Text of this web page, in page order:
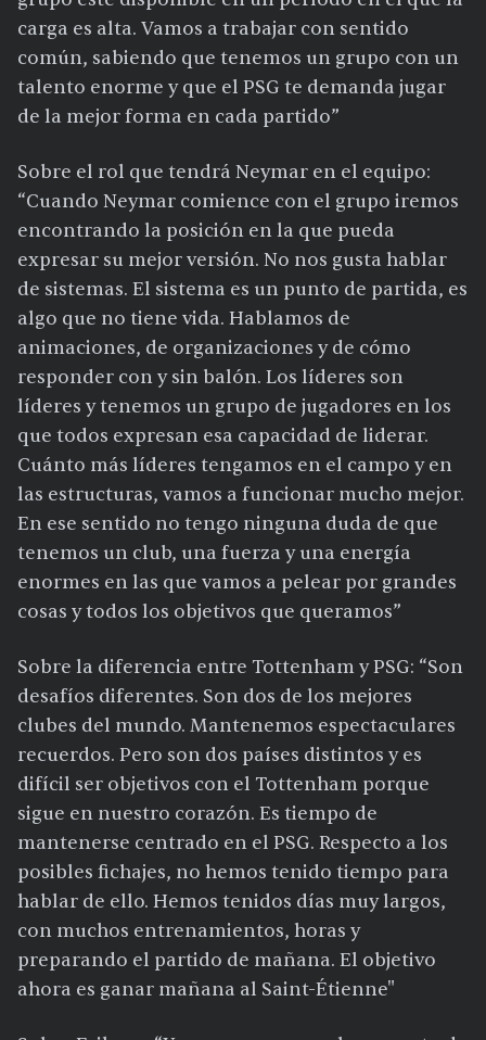
carga es alta. Vamos a trabajar con sentido
común, sabiendo que tenemos un grupo con un
talento enorme y que el PSG te demanda jugar
de la mejor forma en cada partido”
Sobre el rol que tendrá Neymar en el equipo:
“Cuando Neymar comience con el grupo iremos
encontrando la posición en la que pueda
expresar su mejor versión. No nos gusta hablar
de sistemas. El sistema es un punto de partida, es
algo que no tiene vida. Hablamos de
animaciones, de organizaciones y de cómo
responder con y sin balón. Los líderes son
líderes y tenemos un grupo de jugadores en los
que todos expresan esa capacidad de liderar.
Cuánto más líderes tengamos en el campo y en
las estructuras, vamos a funcionar mucho mejor.
En ese sentido no tengo ninguna duda de que
tenemos un club, una fuerza y una energía
enormes en las que vamos a pelear por grandes
cosas y todos los objetivos que queramos”
Sobre la diferencia entre Tottenham y PSG: “Son
desafíos diferentes. Son dos de los mejores
clubes del mundo. Mantenemos espectaculares
recuerdos. Pero son dos países distintos y es
difícil ser objetivos con el Tottenham porque
sigue en nuestro corazón. Es tiempo de
mantenerse centrado en el PSG. Respecto a los
posibles fichajes, no hemos tenido tiempo para
hablar de ello. Hemos tenidos días muy largos,
con muchos entrenamientos, horas y
preparando el partido de mañana. El objetivo
ahora es ganar mañana al Saint-Étienne"